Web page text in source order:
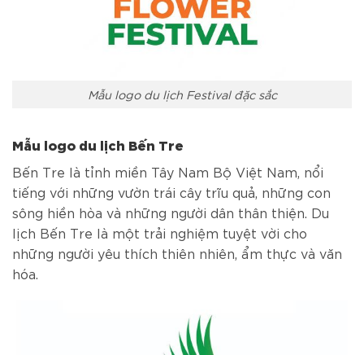
Mẫu logo du lịch Festival đặc sắc
Mẫu logo du lịch Bến Tre
Bến Tre là tỉnh miền Tây Nam Bộ Việt Nam, nổi
tiếng với những vườn trái cây trĩu quả, những con
sông hiền hòa và những người dân thân thiện. Du
lịch Bến Tre là một trải nghiệm tuyệt vời cho
những người yêu thích thiên nhiên, ẩm thực và văn
hóa.